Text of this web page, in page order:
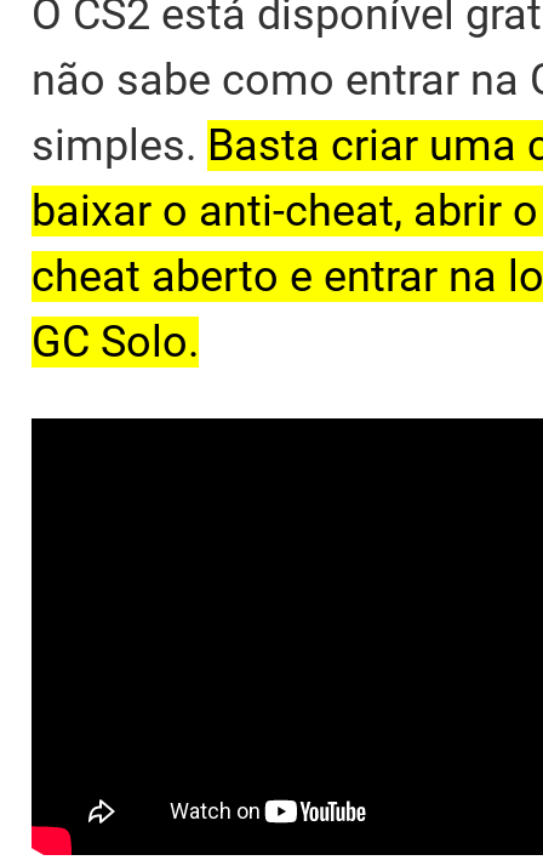
O CS2 está disponível
não sabe como entrar na
simples. Basta criar uma
baixar o anti-cheat, abrir
cheat aberto e entrar na
GC Solo.